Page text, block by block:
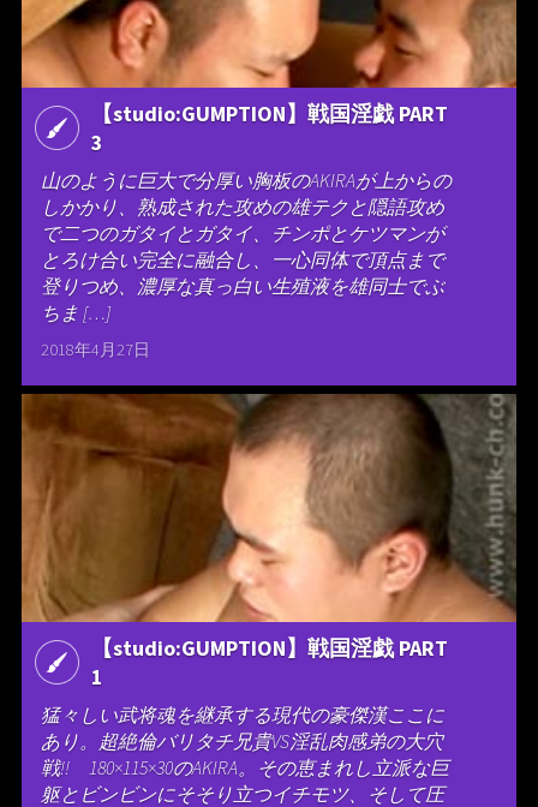
【studio:GUMPTION】戦国淫戯 PART
3
山のように巨大で分厚い胸板のAKIRAが上からの
しかかり、熟成された攻めの雄テクと隠語攻め
で二つのガタイとガタイ、チンポとケツマンが
とろけ合い完全に融合し、一心同体で頂点まで
登りつめ、濃厚な真っ白い生殖液を雄同士でぶ
ちま […]
2018年4月27日
【studio:GUMPTION】戦国淫戯 PART
1
猛々しい武将魂を継承する現代の豪傑漢ここに
あり。超絶倫バリタチ兄貴VS淫乱肉感弟の大穴
戦!! 180×115×30のAKIRA。その恵まれし立派な巨
躯とビンビンにそそり立つイチモツ、そして圧